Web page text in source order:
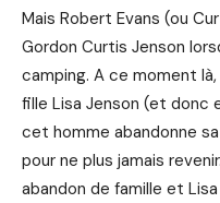
Mais Robert Evans (ou
Gordon Curtis Jenson
camping. A ce moment
fille Lisa Jenson (et donc
cet homme abandonne
pour ne plus jamais
abandon de famille et